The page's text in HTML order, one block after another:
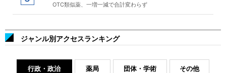
OTC類似薬、一増一減で合計変わらず
ジャンル別アクセスランキング
行政・政治 薬局 団体・学術 その他